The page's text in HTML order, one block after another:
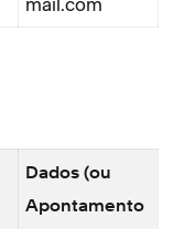
mail.com
Dados (ou
Apontamento